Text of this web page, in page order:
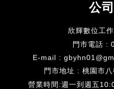
公
欣輝數位工
門市電話 :
E-mail :
門市地址 : 桃園市
營業時間:週一到週五